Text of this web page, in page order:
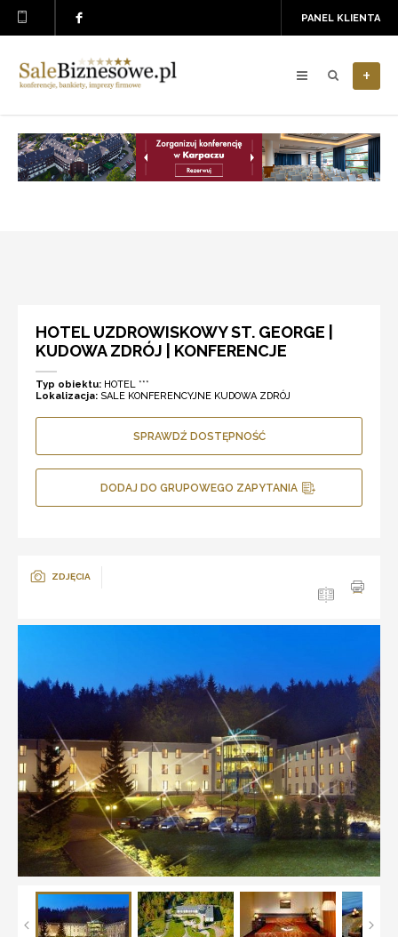
PANEL KLIENTA
+
HOTEL UZDROWISKOWY ST. GEORGE |
KUDOWA ZDRÓJ | KONFERENCJE
Typ obiektu: HOTEL ***
Lokalizacja: SALE KONFERENCYJNE KUDOWA ZDRÓJ
SPRAWDŹ DOSTĘPNOŚĆ
DODAJ DO GRUPOWEGO ZAPYTANIA
ZDJĘCIA